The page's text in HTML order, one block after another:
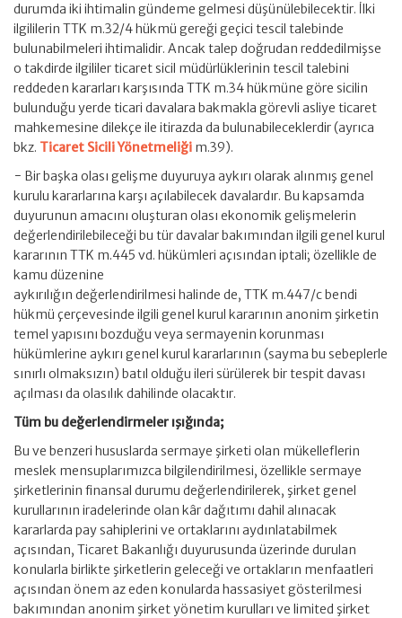
durumda iki ihtimalin gündeme gelmesi düşünülebilecektir. İlki
ilgililerin TTK m.32/4 hükmü gereği geçici tescil talebinde
bulunabilmeleri ihtimalidir. Ancak talep doğrudan reddedilmişse
o takdirde ilgililer ticaret sicil müdürlüklerinin tescil talebini
reddeden kararları karşısında TTK m.34 hükmüne göre sicilin
bulunduğu yerde ticari davalara bakmakla görevli asliye ticaret
mahkemesine dilekçe ile itirazda da bulunabileceklerdir (ayrıca
bkz. Ticaret Sicili Yönetmeliği m.39).
− Bir başka olası gelişme duyuruya aykırı olarak alınmış genel
kurulu kararlarına karşı açılabilecek davalardır. Bu kapsamda
duyurunun amacını oluşturan olası ekonomik gelişmelerin
değerlendirilebileceği bu tür davalar bakımından ilgili genel kurul
kararının TTK m.445 vd. hükümleri açısından iptali; özellikle de
kamu düzenine
aykırılığın değerlendirilmesi halinde de, TTK m.447/c bendi
hükmü çerçevesinde ilgili genel kurul kararının anonim şirketin
temel yapısını bozduğu veya sermayenin korunması
hükümlerine aykırı genel kurul kararlarının (sayma bu sebeplerle
sınırlı olmaksızın) batıl olduğu ileri sürülerek bir tespit davası
açılması da olasılık dahilinde olacaktır.
Tüm bu değerlendirmeler ışığında;
Bu ve benzeri hususlarda sermaye şirketi olan mükelleflerin
meslek mensuplarımızca bilgilendirilmesi, özellikle sermaye
şirketlerinin finansal durumu değerlendirilerek, şirket genel
kurullarının iradelerinde olan kâr dağıtımı dahil alınacak
kararlarda pay sahiplerini ve ortaklarını aydınlatabilmek
açısından, Ticaret Bakanlığı duyurusunda üzerinde durulan
konularla birlikte şirketlerin geleceği ve ortakların menfaatleri
açısından önem az eden konularda hassasiyet gösterilmesi
bakımından anonim şirket yönetim kurulları ve limited şirket